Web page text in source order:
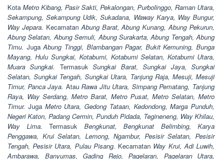
Kota Metro Kibang, Pasir Sakti, Pekalongan, Purbolinggo, Raman Utara,
Sekampung, Sekampung Udik, Sukadana, Waway Karya, Way Bungur,
Way Jepara. KecamatanAbung Barat, Abung Kunang, Abung Pekurun,
Abung Selatan, Abung Semuli, Abung Surakarta, Abung Tengah, Abung
Timu. JugaAbung Tinggi, Blambangan Pagar, Bukit Kemuning, Bunga
Mayang, Hulu Sungkai, Kotabumi, Kotabumi Selatan, Kotabumi Utara,
Muara Sungkai. TermasukSungkai Barat, Sungkai Jaya, Sungkai
Selatan, Sungkai Tengah, Sungkai Utara, Tanjung Raja, Mesuji, Mesuji
Timur, Panca Jaya. AtauRawa Jitu Utara, Simpang Pematang, Tanjung
Raya, Way Serdang, Metro Barat, Metro Pusat, Metro Selatan, Metro
Timur. JugaMetro Utara, Gedong Tataan, Kedondong, Marga Punduh,
Negeri Katon, Padang Cermin, Punduh Pidada, Tegineneng, Way Khilau,
Way Lima. Termasuk Bengkunat, Bengkunat Belimbing, Karya
Penggawa, Krui Selatan, Lemong, Ngambur, Pesisir Selatan, Pesisir
Tengah, Pesisir Utara, Pulau Pisang. Kecamatan Way Krui, Adi Luwih,
Ambarawa, Banyumas, Gading Rejo, Pagelaran, Pagelaran Utara,